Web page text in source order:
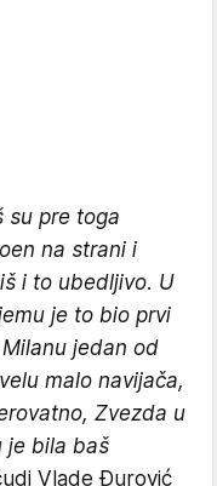
su pre toga
na strani i
i to ubedljivo. U
je to bio prvi
jedan od
malo navijača,
Zvezda u
je bila baš
Vlade Đurović